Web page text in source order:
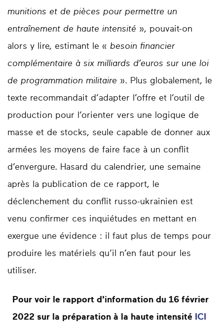
munitions et de pièces pour permettre un
entraînement de haute intensité », pouvait-on
alors y lire, estimant le « besoin financier
complémentaire à six milliards d’euros sur une loi
de programmation militaire ». Plus globalement, le
texte recommandait d’adapter l’offre et l’outil de
production pour l’orienter vers une logique de
masse et de stocks, seule capable de donner aux
armées les moyens de faire face à un conflit
d’envergure. Hasard du calendrier, une semaine
après la publication de ce rapport, le
déclenchement du conflit russo-ukrainien est
venu confirmer ces inquiétudes en mettant en
exergue une évidence : il faut plus de temps pour
produire les matériels qu’il n’en faut pour les
utiliser.
Pour voir le rapport d'information du 16 février
2022 sur la préparation à la haute intensité ICI